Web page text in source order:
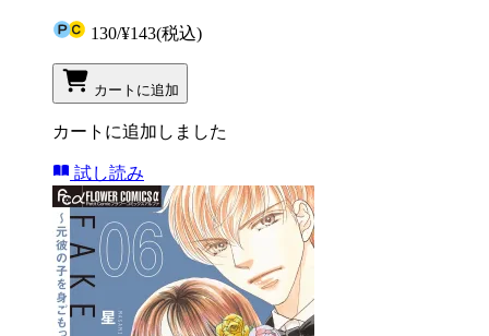
130/¥143(税込)
カートに追加
カートに追加しました
試し読み